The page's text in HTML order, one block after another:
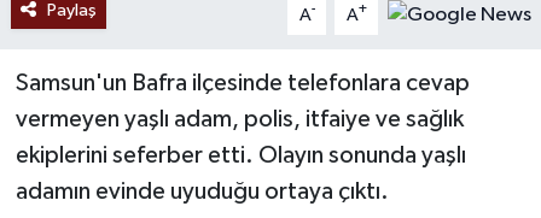
Paylaş A- A+
Samsun'un Bafra ilçesinde telefonlara cevap
vermeyen yaşlı adam, polis, itfaiye ve sağlık
ekiplerini seferber etti. Olayın sonunda yaşlı
adamın evinde uyuduğu ortaya çıktı.